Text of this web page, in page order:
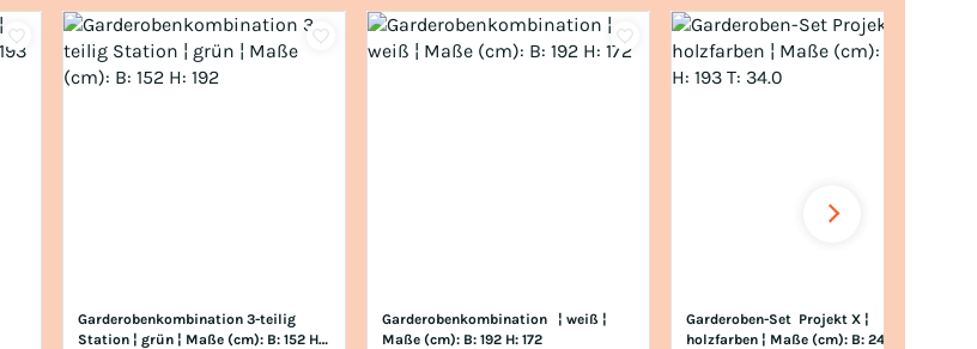
Garderobenkombination 3-teilig
Station ¦ grün ¦ Maße (cm): B: 152 H:
Garderobenkombination   ¦ weiß ¦
Maße (cm): B: 192 H: 172
Garderoben-Set  Projekt X ¦
holzfarben ¦ Maße (cm): B: 243 H: 193